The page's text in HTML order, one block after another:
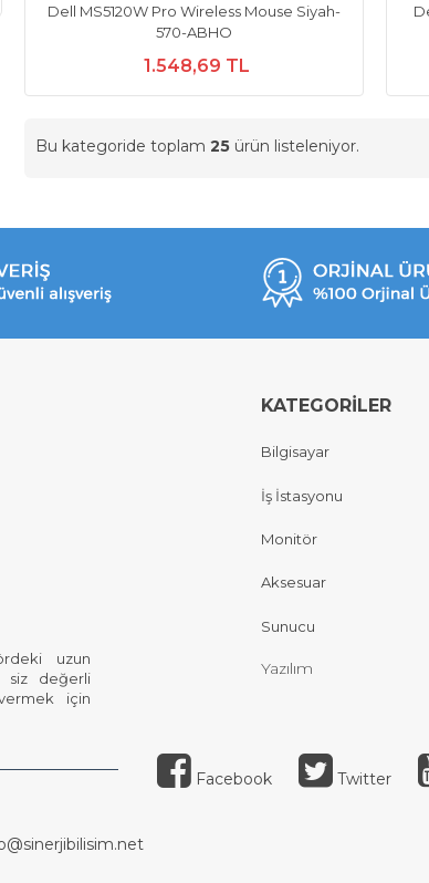
Dell MS5120W Pro Wireless Mouse Siyah-
570-ABHO
1.548,69 TL
Bu kategoride toplam 25 ürün listeleniyor.
uzun
siz değerli
için
KATEGORİLER
Bilgisayar
İş İstasyonu
Monitör
Aksesuar
Sunucu
Yazılım
Facebook Twitter